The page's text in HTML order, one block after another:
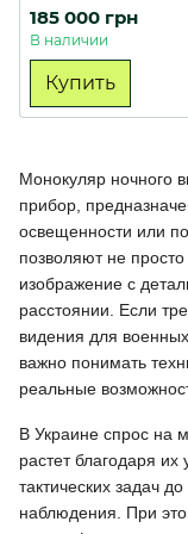
PHOSPHOR ELBIT
185 000 грн
В наличии
Купить
Монокуляр ночного
прибор,
освещенности или
позволяют не
изображение с
расстоянии. Если
видения для
важно понимать
реальные
В Украине спрос на
растет благодаря
тактических задач
наблюдения. При